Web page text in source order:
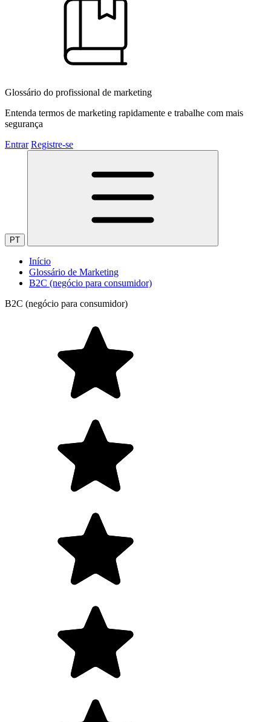
Glossário do profissional de marketing
Entenda termos de marketing rapidamente e trabalhe com mais
segurança
Entrar Registre-se
PT
Início
Glossário de Marketing
B2C (negócio para consumidor)
B2C (negócio para consumidor)